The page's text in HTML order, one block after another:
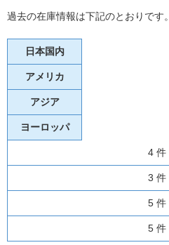
過去の在庫情報は下記のとおりです。
日本国内
アメリカ
アジア
ヨーロッパ
4 件
3 件
5 件
5 件